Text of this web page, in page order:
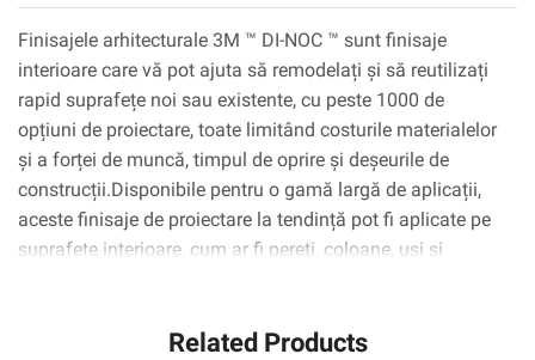
Finisajele arhitecturale 3M ™ DI-NOC ™ sunt finisaje
interioare care vă pot ajuta să remodelați și să reutilizați
rapid suprafețe noi sau existente, cu peste 1000 de
opțiuni de proiectare, toate limitând costurile materialelor
și a forței de muncă, timpul de oprire și deșeurile de
construcții.Disponibile pentru o gamă largă de aplicații,
aceste finisaje de proiectare la tendință pot fi aplicate pe
suprafețe interioare, cum ar fi pereți, coloane, uși și
practic bulele de aer, simplificând și accelerând procesul
Related Products